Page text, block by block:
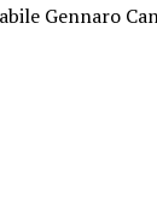
Gennaro